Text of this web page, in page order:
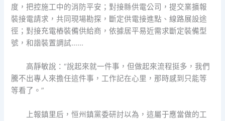
度，把控施工中的消防平安；對接縣供電公司，提交業擴報
裝接電請求，共同現場勘探，斷定供電接進點、線路展設途
徑；對接充電樁裝備供給商，依據居平易近需求斷定裝備型
號，和諧裝置調試……
高靜敏說：“說起來就一件事，但做起來流程挺多，我們
騰不出專人來擔任這件事，工作記在心里，那時感到只能等
等看了。”
上報鎮里后，恒州鎮黨委研討以為，這屬于應當做的工